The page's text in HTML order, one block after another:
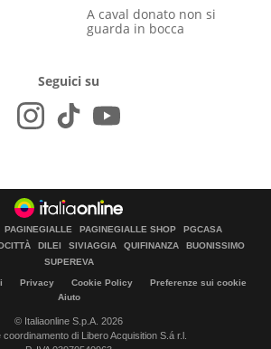
A caval donato non si
guarda in bocca
Seguici su
PAGINEGIALLE PAGINEGIALLE SHOP
PGCASA
DILEI SIVIAGGIA QUIFINANZA
BUONISSIMO
SUPEREVA
Privacy Cookie Policy
Preferenze sui cookie
Aiuto
© Italiaonline S.p.A. 2026
coordinamento di Libero Acquisition S.á r.l.